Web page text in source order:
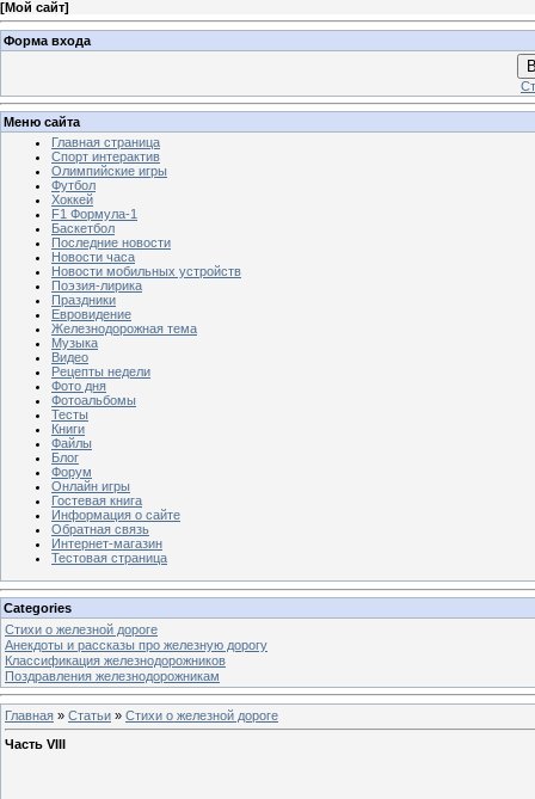
[Мой сайт]
Форма входа
Меню сайта
Главная страница
Спорт интерактив
Олимпийские игры
Футбол
Хоккей
F1 Формула-1
Баскетбол
Последние новости
Новости часа
Новости мобильных устройств
Поэзия-лирика
Праздники
Евровидение
Железнодорожная тема
Музыка
Видео
Рецепты недели
Фото дня
Фотоальбомы
Тесты
Книги
Файлы
Блог
Форум
Онлайн игры
Гостевая книга
Информация о сайте
Обратная связь
Интернет-магазин
Тестовая страница
Categories
Стихи о железной дороге
Анекдоты и рассказы про железную дорогу
Классификация железнодорожников
Поздравления железнодорожникам
Главная » Статьи » Стихи о железной дороге
Часть VIII